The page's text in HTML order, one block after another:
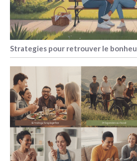
Strategies pour retrouver le